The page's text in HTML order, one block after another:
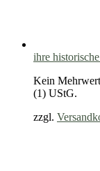
ihre
Kein
(1) UStG.
zzgl.